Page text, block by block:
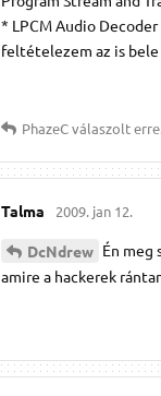
* LPCM Audio
feltételezem az is bele
PhazeCválaszolt
Talma 2009. jan 12.
DcNdrew Én meg
amire a hackerek